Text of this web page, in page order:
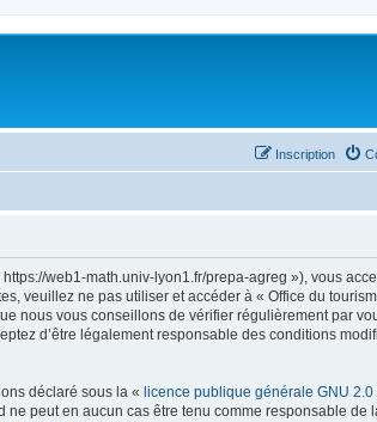
Inscription
web1-math.univ-lyon1.fr/prepa-agreg »), vous
veuillez ne pas utiliser et accéder à « Office du
nous vous conseillons de vérifier régulièrement par
d’être légalement responsable des conditions
déclaré sous la « licence publique générale GNU 2.0
peut en aucun cas être tenu comme responsable de